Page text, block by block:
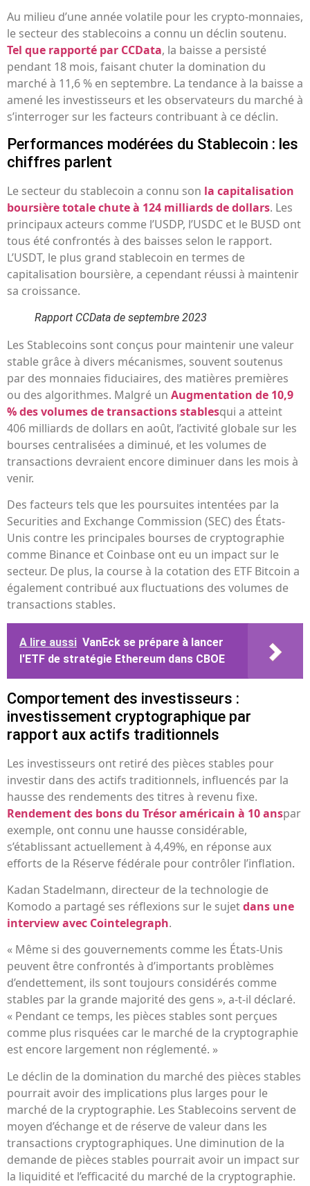
Au milieu d’une année volatile pour les crypto-monnaies,
le secteur des stablecoins a connu un déclin soutenu.
Tel que rapporté par CCData, la baisse a persisté
pendant 18 mois, faisant chuter la domination du
marché à 11,6 % en septembre. La tendance à la baisse a
amené les investisseurs et les observateurs du marché à
s’interroger sur les facteurs contribuant à ce déclin.
Performances modérées du Stablecoin : les
chiffres parlent
Le secteur du stablecoin a connu son la capitalisation
boursière totale chute à 124 milliards de dollars. Les
principaux acteurs comme l’USDP, l’USDC et le BUSD ont
tous été confrontés à des baisses selon le rapport.
L’USDT, le plus grand stablecoin en termes de
capitalisation boursière, a cependant réussi à maintenir
sa croissance.
Rapport CCData de septembre 2023
Les Stablecoins sont conçus pour maintenir une valeur
stable grâce à divers mécanismes, souvent soutenus
par des monnaies fiduciaires, des matières premières
ou des algorithmes. Malgré un Augmentation de 10,9
% des volumes de transactions stablesqui a atteint
406 milliards de dollars en août, l’activité globale sur les
bourses centralisées a diminué, et les volumes de
transactions devraient encore diminuer dans les mois à
venir.
Des facteurs tels que les poursuites intentées par la
Securities and Exchange Commission (SEC) des États-
Unis contre les principales bourses de cryptographie
comme Binance et Coinbase ont eu un impact sur le
secteur. De plus, la course à la cotation des ETF Bitcoin a
également contribué aux fluctuations des volumes de
transactions stables.
A lire aussi VanEck se prépare à lancer
l'ETF de stratégie Ethereum dans CBOE
Comportement des investisseurs :
investissement cryptographique par
rapport aux actifs traditionnels
Les investisseurs ont retiré des pièces stables pour
investir dans des actifs traditionnels, influencés par la
hausse des rendements des titres à revenu fixe.
Rendement des bons du Trésor américain à 10 anspar
exemple, ont connu une hausse considérable,
s’établissant actuellement à 4,49%, en réponse aux
efforts de la Réserve fédérale pour contrôler l’inflation.
Kadan Stadelmann, directeur de la technologie de
Komodo a partagé ses réflexions sur le sujetdans une
interview avec Cointelegraph.
« Même si des gouvernements comme les États-Unis
peuvent être confrontés à d’importants problèmes
d’endettement, ils sont toujours considérés comme
stables par la grande majorité des gens », a-t-il déclaré.
« Pendant ce temps, les pièces stables sont perçues
comme plus risquées car le marché de la cryptographie
est encore largement non réglementé. »
Le déclin de la domination du marché des pièces stables
pourrait avoir des implications plus larges pour le
marché de la cryptographie. Les Stablecoins servent de
moyen d’échange et de réserve de valeur dans les
transactions cryptographiques. Une diminution de la
demande de pièces stables pourrait avoir un impact sur
la liquidité et l’efficacité du marché de la cryptographie.